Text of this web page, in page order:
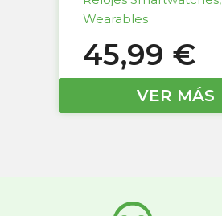
Wearables
45,99 €
VER MÁS